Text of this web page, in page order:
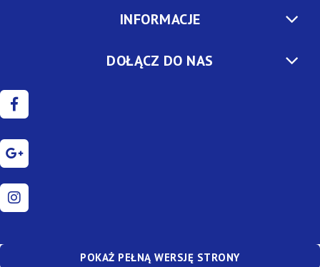
INFORMACJE
DOŁĄCZ DO NAS
POKAŻ PEŁNĄ WERSJĘ STRONY